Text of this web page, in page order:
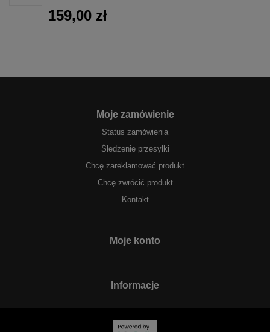
159,00 zł
Moje zamówienie
Status zamówienia
Śledzenie przesyłki
Chcę zareklamować produkt
Chcę zwrócić produkt
Kontakt
Moje konto
Informacje